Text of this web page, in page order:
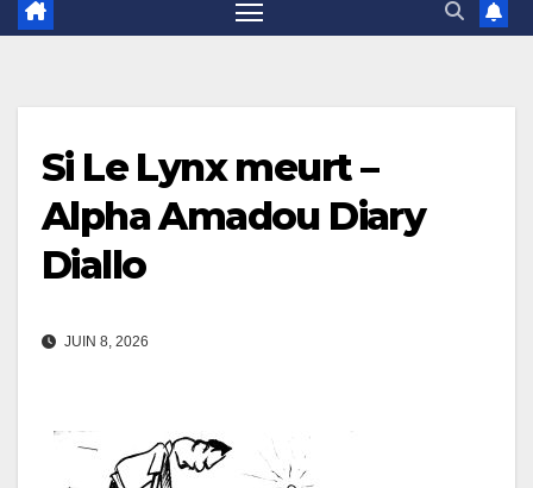
Si Le Lynx meurt –
Alpha Amadou Diary
Diallo
JUIN 8, 2026